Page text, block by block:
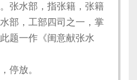
张水部，指张籍，张籍
部，工部四司之一，掌
题一作《闺意献张水
停放。